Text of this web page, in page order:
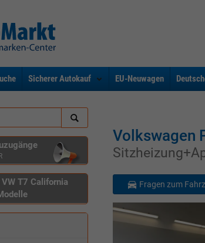
Sicherer Autokauf EU-Neuwagen
Volkswagen
Fragen zum
T7 California